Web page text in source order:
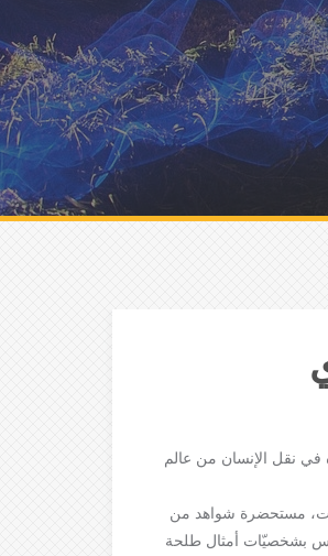
في نقل الإنسان من عالم
مستحضرة شواهد من
بشخصيّات أمثال طلحة